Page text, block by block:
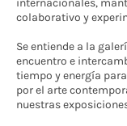
internacionales,
colaborativo y
Se entiende a la
encuentro e
tiempo y energía
por el arte
nuestras